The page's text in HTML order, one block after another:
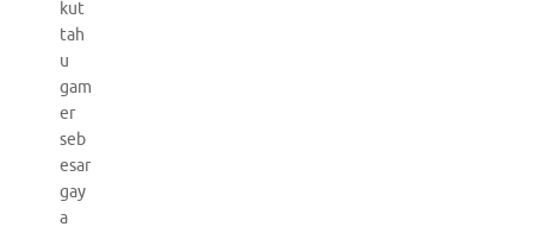
kut
tah
u
gam
er
seb
esar
gay
a